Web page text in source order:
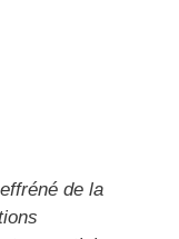
de la